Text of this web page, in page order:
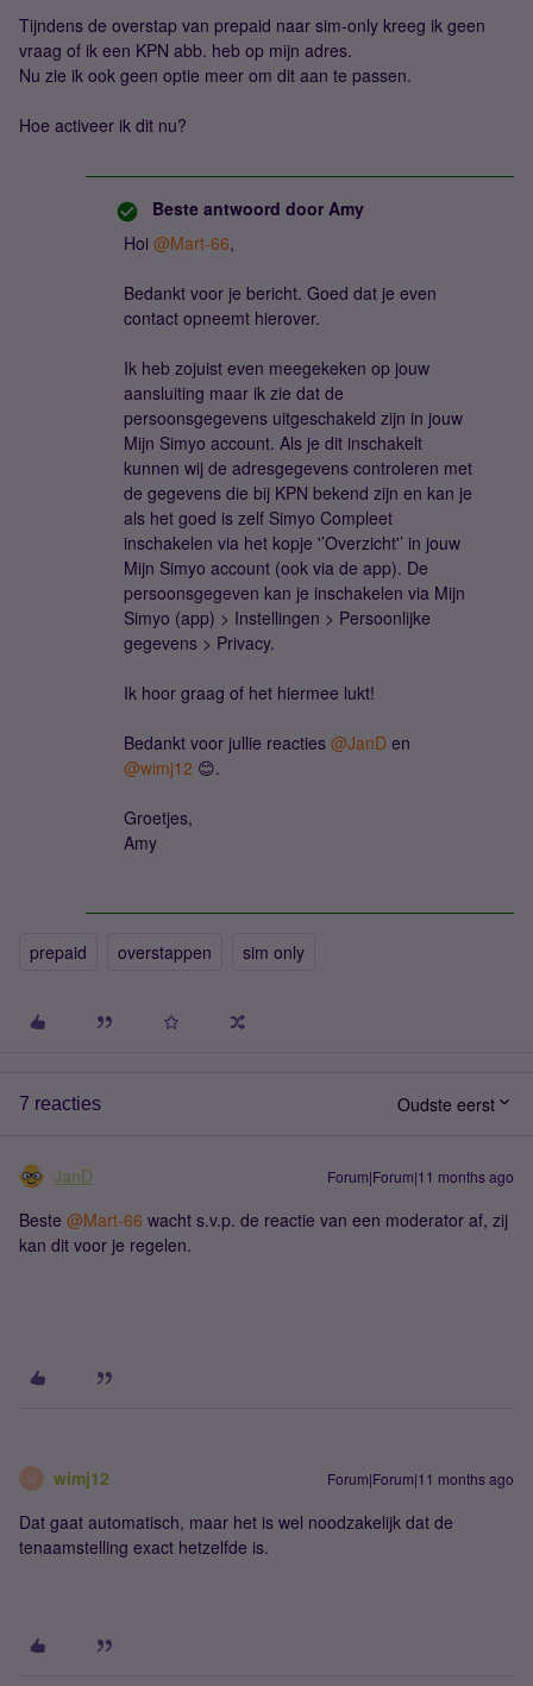
Tijndens de overstap van prepaid naar sim-only kreeg ik geen
vraag of ik een KPN abb. heb op mijn adres.
Nu zie ik ook geen optie meer om dit aan te passen.
Hoe activeer ik dit nu?
Beste antwoord door Amy
​Hoi ​ @Mart-66,
Bedankt voor je bericht. Goed dat je even
contact opneemt hierover.
Ik heb zojuist even meegekeken op jouw
aansluiting maar ik zie dat de
persoonsgegevens uitgeschakeld zijn in jouw
Mijn Simyo account. Als je dit inschakelt
kunnen wij de adresgegevens controleren met
de gegevens die bij KPN bekend zijn en kan je
als het goed is zelf Simyo Compleet
inschakelen via het kopje '’Overzicht'’ in jouw
Mijn Simyo account (ook via de app). De
persoonsgegeven kan je inschakelen via Mijn
Simyo (app) > Instellingen > Persoonlijke
gegevens > Privacy.
Ik hoor graag of het hiermee lukt!
Bedankt voor jullie r​eacties ​ @JanD en ​
@wimj12 😊.
Groetjes,
Amy
prepaid overstappen sim only
7 reacties Oudste eerst
JanD Forum|Forum|11 months ago
Beste ​ @Mart-66 wacht s.v.p. de reactie van een moderator af, zij
kan dit voor je regelen.
W wimj12 Forum|Forum|11 months ago
Dat gaat automatisch, maar het is wel noodzakelijk dat de
tenaamstelling exact hetzelfde is.